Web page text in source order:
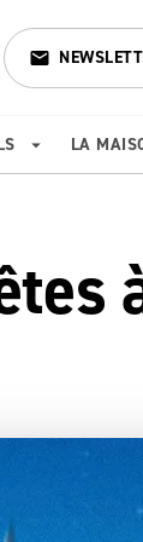
email
arrow_drop_down LA